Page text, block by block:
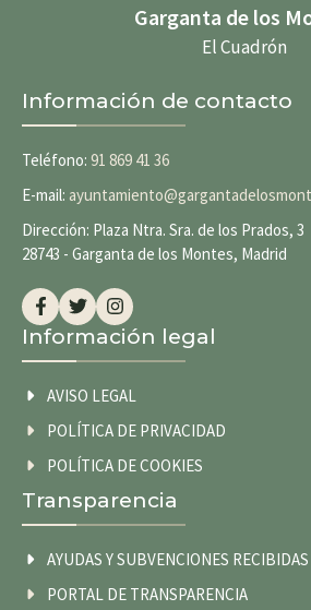
Garganta de los
El Cuadrón
Información de contacto
Teléfono: 91 869 41 36
E-mail:
Dirección: Plaza Ntra. Sra. de los Prados, 3
28743 - Garganta de los Montes, Madrid
Información legal
AVISO LEGAL
POLÍTICA DE PRIVACIDAD
POLÍTICA DE COOKIES
Transparencia
AYUDAS Y SUBVENCIONES RECIBIDAS
PORTAL DE TRANSPARENCIA